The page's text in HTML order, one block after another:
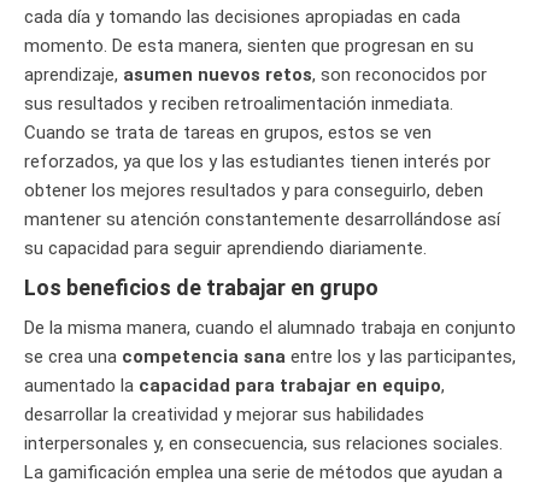
cada día y tomando las decisiones apropiadas en cada
momento. De esta manera, sienten que progresan en su
aprendizaje, asumen nuevos retos, son reconocidos por
sus resultados y reciben retroalimentación inmediata.
Cuando se trata de tareas en grupos, estos se ven
reforzados, ya que los y las estudiantes tienen interés por
obtener los mejores resultados y para conseguirlo, deben
mantener su atención constantemente desarrollándose así
su capacidad para seguir aprendiendo diariamente.
Los beneficios de trabajar en grupo
De la misma manera, cuando el alumnado trabaja en conjunto
se crea una competencia sana entre los y las participantes,
aumentado la capacidad para trabajar en equipo,
desarrollar la creatividad y mejorar sus habilidades
interpersonales y, en consecuencia, sus relaciones sociales.
La gamificación emplea una serie de métodos que ayudan a